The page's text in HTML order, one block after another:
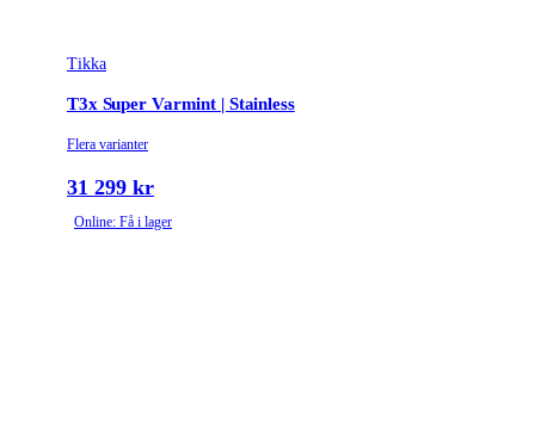
Tikka
T3x Super Varmint | Stainless
Flera varianter
31 299 kr
Online: Få i lager